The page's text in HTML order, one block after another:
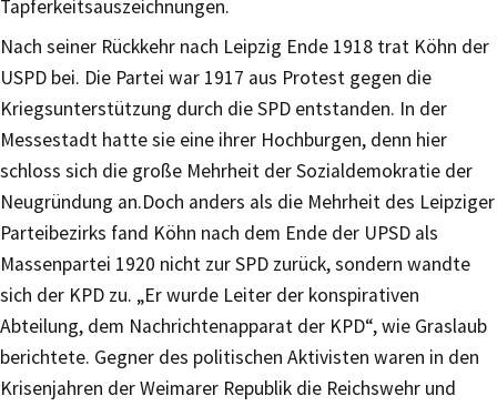
Tapferkeitsauszeichnungen.
Nach seiner Rückkehr nach Leipzig Ende 1918 trat Köhn der
USPD bei. Die Partei war 1917 aus Protest gegen die
Kriegsunterstützung durch die SPD entstanden. In der
Messestadt hatte sie eine ihrer Hochburgen, denn hier
schloss sich die große Mehrheit der Sozialdemokratie der
Neugründung an.Doch anders als die Mehrheit des Leipziger
Parteibezirks fand Köhn nach dem Ende der UPSD als
Massenpartei 1920 nicht zur SPD zurück, sondern wandte
sich der KPD zu. „Er wurde Leiter der konspirativen
Abteilung, dem Nachrichtenapparat der KPD“, wie Graslaub
berichtete. Gegner des politischen Aktivisten waren in den
Krisenjahren der Weimarer Republik die Reichswehr und